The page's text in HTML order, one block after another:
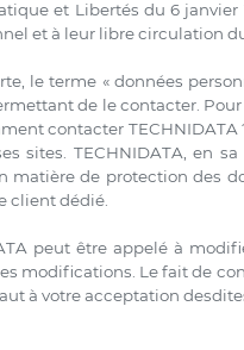
et Libertés du 6
et à leur libre circulation
le terme « données
de le contacter.
contacter
sites. TECHNIDATA, en
de protection des
client dédié.
peut être appelé à
modifications. Le fait de
à votre acceptation